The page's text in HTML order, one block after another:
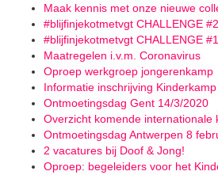
Maak kennis met onze nieuwe
#blijfinjekotmetvgt CHALLENGE #2
#blijfinjekotmetvgt CHALLENGE #1
Maatregelen i.v.m. Coronavirus
Oproep werkgroep jongerenkamp
Informatie inschrijving
Ontmoetingsdag Gent 14/3/2020
Overzicht komende internationale
Ontmoetingsdag Antwerpen 8
2 vacatures bij Doof & Jong!
Oproep: begeleiders voor het